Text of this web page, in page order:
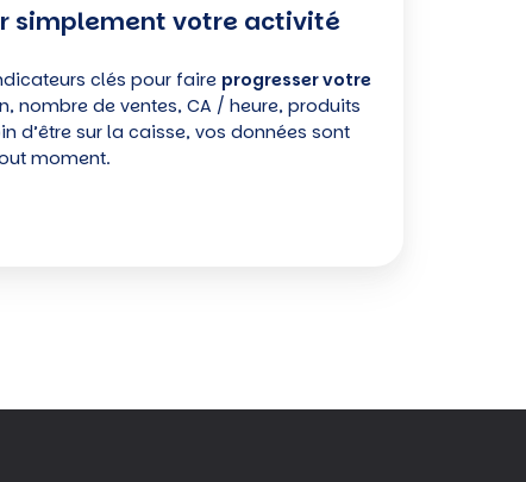
simplement votre activité
clés pour faire progresser votre
nombre de ventes, CA / heure, produits
d’être sur la caisse, vos données sont
moment.